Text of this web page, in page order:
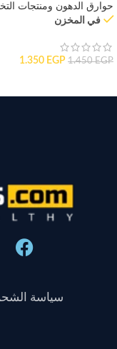
حوارق الدهون ومنتجات
في المخزن
1.450EGP
1.350 EGP
سياسة